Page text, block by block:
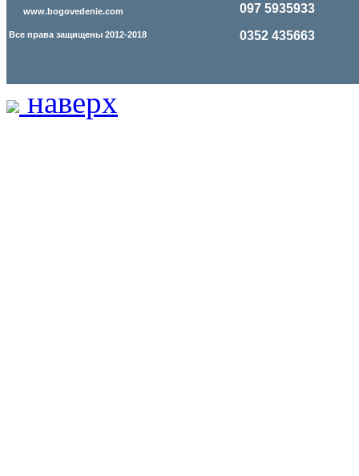
www.bogovedenie.com
Все права защищены 2012-2018
097 5935933
0352 435663
наверх